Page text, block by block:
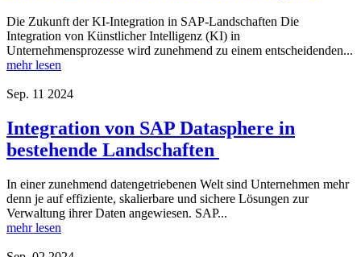
Die Zukunft der KI-Integration in SAP-Landschaften Die
Integration von Künstlicher Intelligenz (KI) in
Unternehmensprozesse wird zunehmend zu einem entscheidenden...
mehr lesen
Sep. 11 2024
Integration von SAP Datasphere in
bestehende Landschaften
In einer zunehmend datengetriebenen Welt sind Unternehmen mehr
denn je auf effiziente, skalierbare und sichere Lösungen zur
Verwaltung ihrer Daten angewiesen. SAP...
mehr lesen